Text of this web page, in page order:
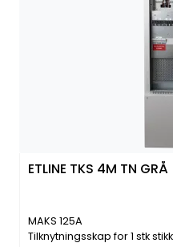
ETLINE TKS 4M TN GRÅ
MAKS 125A
Tilknytningsskap for 1 stk